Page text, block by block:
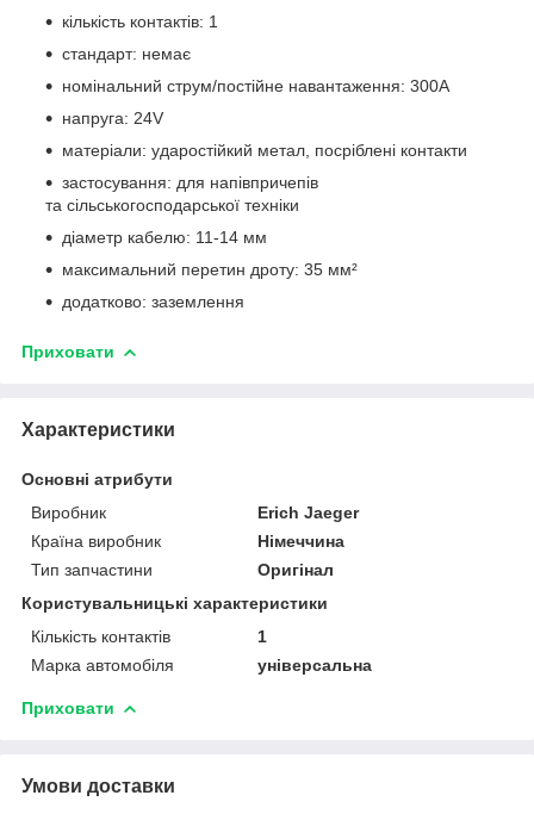
кількість контактів: 1
стандарт: немає
номінальний струм/постійне навантаження: 300A
напруга: 24V
матеріали: ударостійкий метал, посріблені контакти
застосування: для напівпричепів
та сільськогосподарської техніки
діаметр кабелю: 11-14 мм
максимальний перетин дроту: 35 мм²
додатково: заземлення
Приховати
Характеристики
Основні атрибути
Виробник
Erich Jaeger
Країна виробник
Німеччина
Тип запчастини
Оригінал
Користувальницькі характеристики
Кількість контактів
1
Марка автомобіля
універсальна
Приховати
Умови доставки